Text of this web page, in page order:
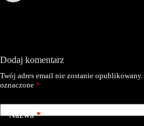
Dodaj komentarz
Twój adres email nie zostanie opublikowany.
oznaczone *
Nazwa*